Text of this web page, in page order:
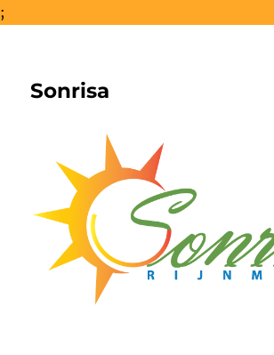
;
Sonrisa